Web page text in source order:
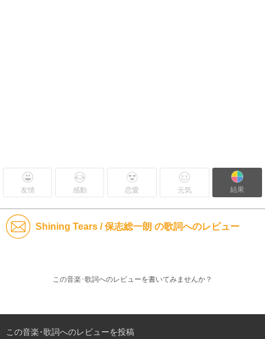
友情 感動 恋愛 元気 結果
Shining Tears / 保志総一朗 の歌詞へのレビュー
この音楽･歌詞へのレビューを書いてみませんか？
この音楽･歌詞へのレビューを投稿